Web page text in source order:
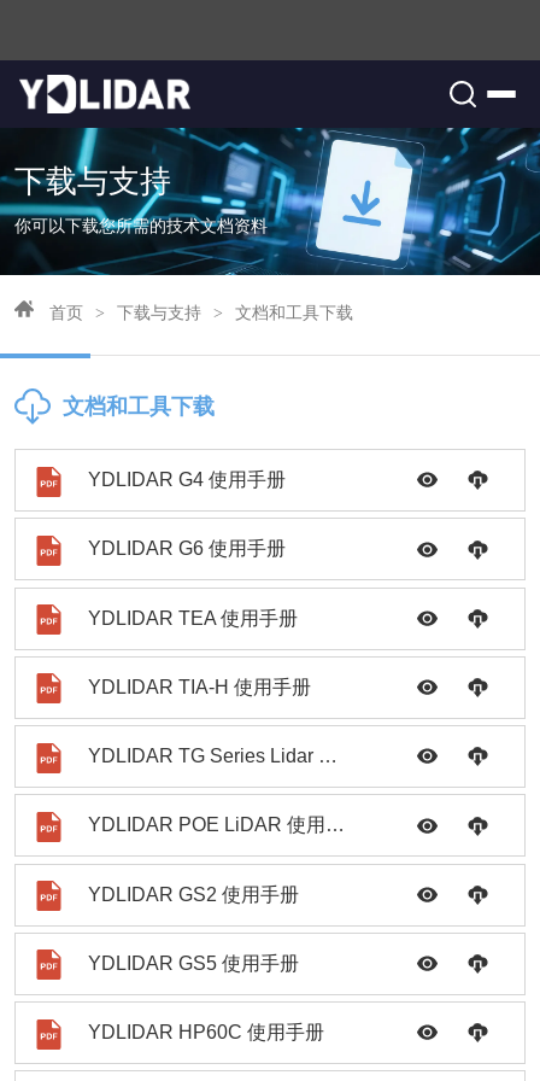
下载与支持
你可以下载您所需的技术文档资料
首页 > 下载与支持 > 文档和工具下载
文档和工具下载
YDLIDAR G4 使用手册
YDLIDAR G6 使用手册
YDLIDAR TEA 使用手册
YDLIDAR TIA-H 使用手册
YDLIDAR TG Series Lidar 使用手册
YDLIDAR POE LiDAR 使用手册
YDLIDAR GS2 使用手册
YDLIDAR GS5 使用手册
YDLIDAR HP60C 使用手册